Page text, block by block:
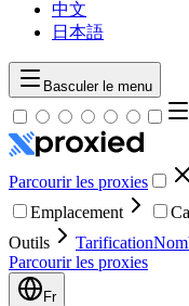
中文
日本語
Basculer le menu
Parcourir les proxies
Emplacement
Outils
Tarification
Parcourir les proxies
Fr